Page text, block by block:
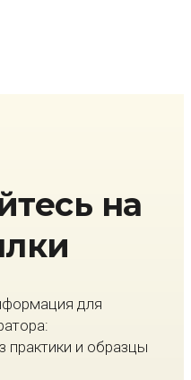
на
для
практики и образцы